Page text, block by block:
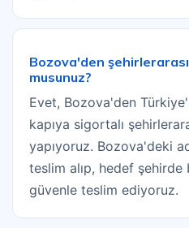
Bozova'den
musunuz?
Evet, Bozova'den
kapıya sigortalı
yapıyoruz. Bozova'deki
teslim alıp, hedef
güvenle teslim ediyoruz.